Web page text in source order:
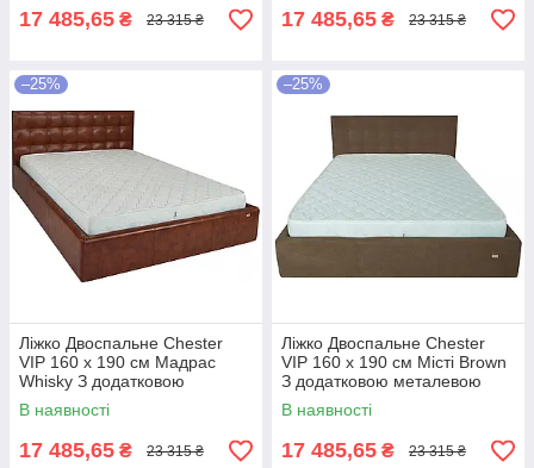
17 485,65 ₴ 23 315 ₴ 17 485,65 ₴ 23 315 ₴
–25%
Ліжко Двоспальне Chester
VIP 160 х 190 см Мадрас
Whisky З додатковою
металевою цільнозварною
рамою Коричневий
В наявності
17 485,65 ₴ 23 315 ₴
–25%
Ліжко Двоспальне Chester
VIP 160 х 190 см Місті Brown
З додатковою металевою
цільнозварною рамою
Коричневий
В наявності
17 485,65 ₴ 23 315 ₴